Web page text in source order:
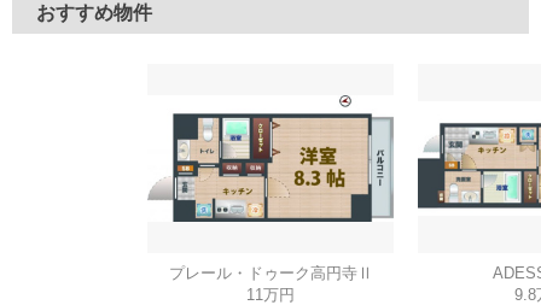
おすすめ物件
プレール・ドゥーク高円寺Ⅱ
11万円
9.8